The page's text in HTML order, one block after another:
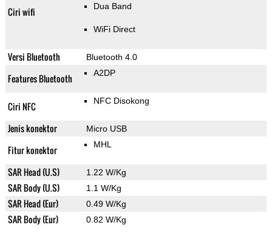
Ciri wifi Dua Band
WiFi Direct
Versi Bluetooth Bluetooth 4.0
Features Bluetooth A2DP
Ciri NFC NFC Disokong
Jenis konektor Micro USB
Fitur konektor MHL
SAR Head (U.S) 1.22 W/Kg
SAR Body (U.S) 1.1 W/Kg
SAR Head (Eur) 0.49 W/Kg
SAR Body (Eur) 0.82 W/Kg